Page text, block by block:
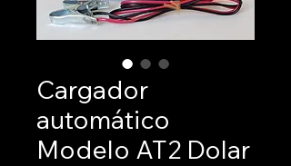
Cargador
automático
Modelo AT2 Dolar